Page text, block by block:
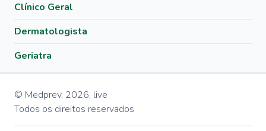
Clínico Geral
Dermatologista
Geriatra
© Medprev, 2026, live
Todos os direitos reservados